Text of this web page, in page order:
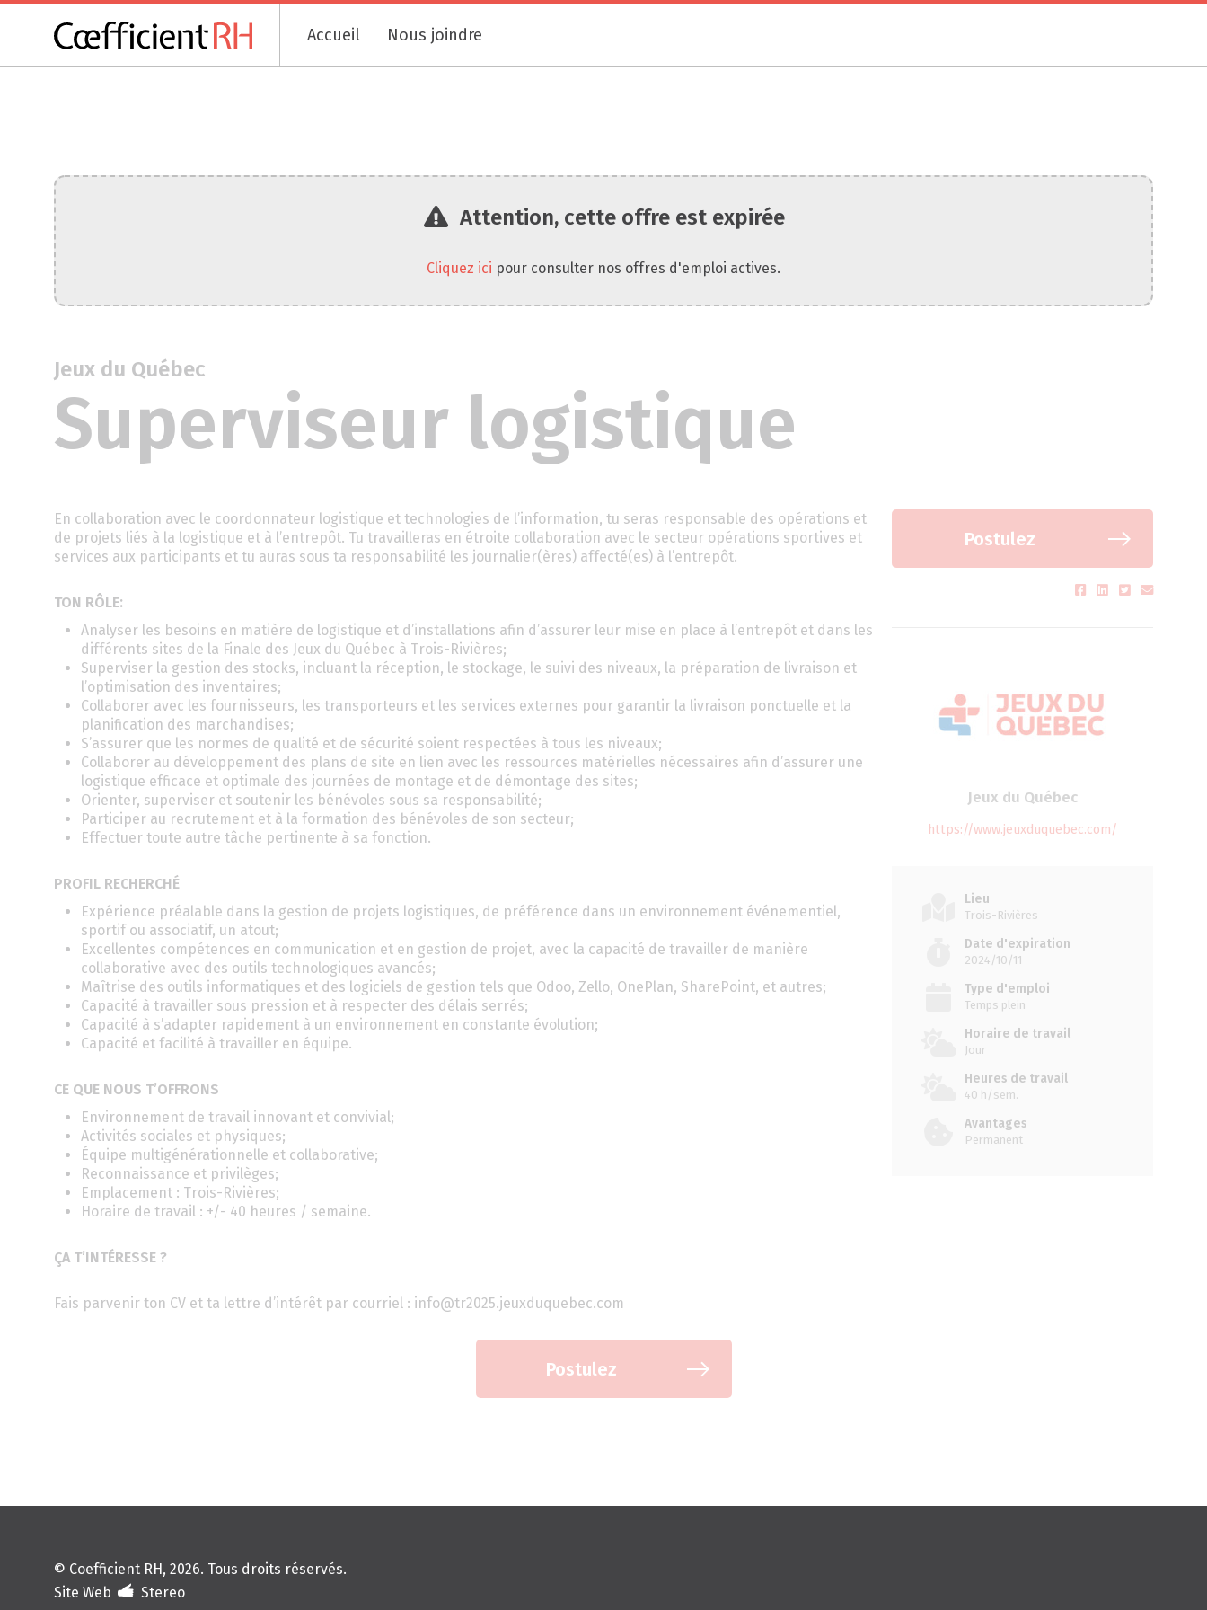
Accueil Nous joindre
Attention, cette offre est expirée
Cliquez ici pour consulter nos offres d'emploi actives.
Jeux du Québec
Superviseur logistique
En collaboration avec le coordonnateur logistique et technologies de l’information, tu seras responsable des opérations et
de projets liés à la logistique et à l’entrepôt. Tu travailleras en étroite collaboration avec le secteur opérations sportives et
services aux participants et tu auras sous ta responsabilité les journalier(ères) affecté(es) à l’entrepôt.
TON RÔLE:
Analyser les besoins en matière de logistique et d’installations afin d’assurer leur mise en place à l’entrepôt et dans les
différents sites de la Finale des Jeux du Québec à Trois-Rivières;
Superviser la gestion des stocks, incluant la réception, le stockage, le suivi des niveaux, la préparation de livraison et
l’optimisation des inventaires;
Collaborer avec les fournisseurs, les transporteurs et les services externes pour garantir la livraison ponctuelle et la
planification des marchandises;
S’assurer que les normes de qualité et de sécurité soient respectées à tous les niveaux;
Collaborer au développement des plans de site en lien avec les ressources matérielles nécessaires afin d’assurer une
logistique efficace et optimale des journées de montage et de démontage des sites;
Orienter, superviser et soutenir les bénévoles sous sa responsabilité;
Participer au recrutement et à la formation des bénévoles de son secteur;
Effectuer toute autre tâche pertinente à sa fonction.
PROFIL RECHERCHÉ
Expérience préalable dans la gestion de projets logistiques, de préférence dans un environnement événementiel,
sportif ou associatif, un atout;
Excellentes compétences en communication et en gestion de projet, avec la capacité de travailler de manière
collaborative avec des outils technologiques avancés;
Maîtrise des outils informatiques et des logiciels de gestion tels que Odoo, Zello, OnePlan, SharePoint, et autres;
Capacité à travailler sous pression et à respecter des délais serrés;
Capacité à s’adapter rapidement à un environnement en constante évolution;
Capacité et facilité à travailler en équipe.
CE QUE NOUS T’OFFRONS
Environnement de travail innovant et convivial;
Activités sociales et physiques;
Équipe multigénérationnelle et collaborative;
Reconnaissance et privilèges;
Emplacement : Trois-Rivières;
Horaire de travail : +/- 40 heures / semaine.
ÇA T’INTÉRESSE ?
Fais parvenir ton CV et ta lettre d’intérêt par courriel : info@tr2025.jeuxduquebec.com
Postulez
Jeux du Québec
https://www.jeuxduquebec.com/
Lieu
Trois-Rivières
Date d'expiration
2024/10/11
Type d'emploi
Temps plein
Horaire de travail
Jour
Heures de travail
40 h/sem.
Avantages
Permanent
Postulez
© Coefficient RH, 2026. Tous droits réservés.
Site Web
Stereo